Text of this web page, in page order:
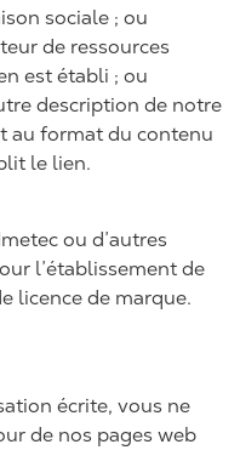
sociale ; ou
de ressources
est établi ; ou
description de notre
au format du contenu
le lien.
ou d’autres
l’établissement de
licence de marque.
écrite, vous ne
de nos pages web